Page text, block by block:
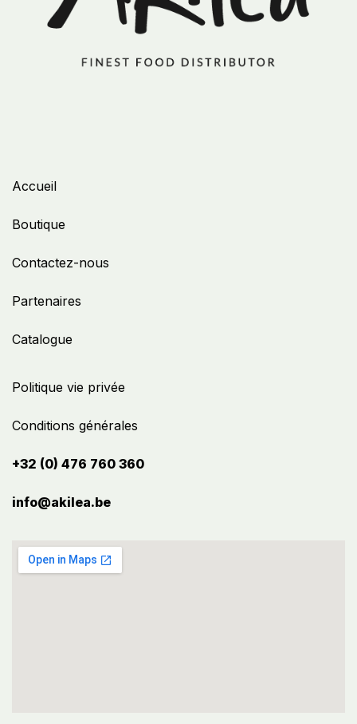
Politique vie privée
Conditions générales
+32 (0) 476 760 360
info@akilea.be​
Accueil
Boutique
Contactez-nous
Partenaires
Catalogue